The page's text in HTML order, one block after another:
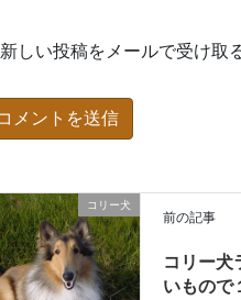
新しい投稿をメールで受け取
コリー犬
前の記事
コリー
いもので